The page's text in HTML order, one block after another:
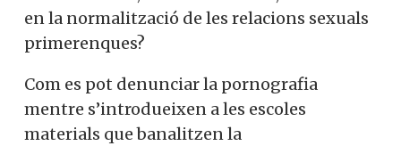
en la normalització de les relacions sexuals
primerenques?
Com es pot denunciar la pornografia
mentre s’introdueixen a les escoles
materials que banalitzen la